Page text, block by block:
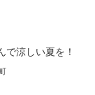
で涼しい夏を！